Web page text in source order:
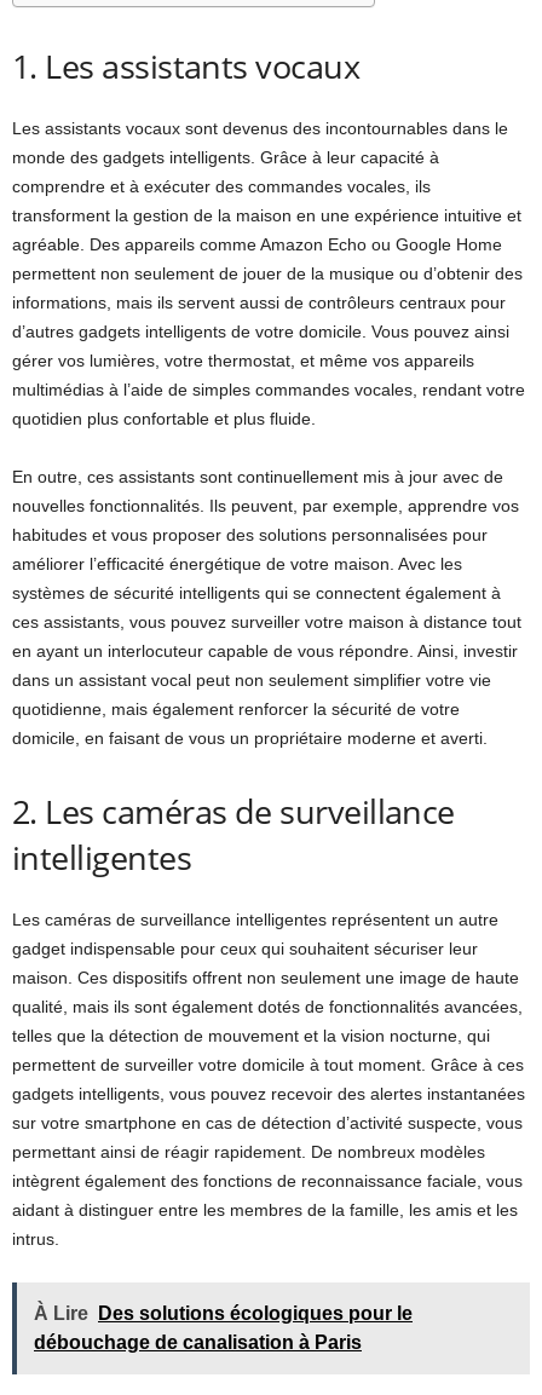
1. Les assistants vocaux
Les assistants vocaux sont devenus des incontournables dans le
monde des gadgets intelligents. Grâce à leur capacité à
comprendre et à exécuter des commandes vocales, ils
transforment la gestion de la maison en une expérience intuitive et
agréable. Des appareils comme Amazon Echo ou Google Home
permettent non seulement de jouer de la musique ou d’obtenir des
informations, mais ils servent aussi de contrôleurs centraux pour
d’autres gadgets intelligents de votre domicile. Vous pouvez ainsi
gérer vos lumières, votre thermostat, et même vos appareils
multimédias à l’aide de simples commandes vocales, rendant votre
quotidien plus confortable et plus fluide.
En outre, ces assistants sont continuellement mis à jour avec de
nouvelles fonctionnalités. Ils peuvent, par exemple, apprendre vos
habitudes et vous proposer des solutions personnalisées pour
améliorer l’efficacité énergétique de votre maison. Avec les
systèmes de sécurité intelligents qui se connectent également à
ces assistants, vous pouvez surveiller votre maison à distance tout
en ayant un interlocuteur capable de vous répondre. Ainsi, investir
dans un assistant vocal peut non seulement simplifier votre vie
quotidienne, mais également renforcer la sécurité de votre
domicile, en faisant de vous un propriétaire moderne et averti.
2. Les caméras de surveillance
intelligentes
Les caméras de surveillance intelligentes représentent un autre
gadget indispensable pour ceux qui souhaitent sécuriser leur
maison. Ces dispositifs offrent non seulement une image de haute
qualité, mais ils sont également dotés de fonctionnalités avancées,
telles que la détection de mouvement et la vision nocturne, qui
permettent de surveiller votre domicile à tout moment. Grâce à ces
gadgets intelligents, vous pouvez recevoir des alertes instantanées
sur votre smartphone en cas de détection d’activité suspecte, vous
permettant ainsi de réagir rapidement. De nombreux modèles
intègrent également des fonctions de reconnaissance faciale, vous
aidant à distinguer entre les membres de la famille, les amis et les
intrus.
À Lire
Des solutions écologiques pour le
débouchage de canalisation à Paris